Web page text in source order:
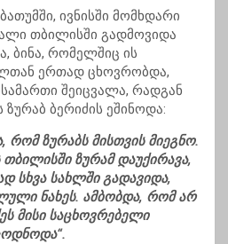
ივნისში მომხდარი
თბილისში გადმოვიდა
ბინა, რომელშიც ის
ერთად ცხოვრობდა,
შეიცვალა, რადგან
ბერიძის ეშინოდა:
რომ ზურაბს მისთვის მიეგნო.
ზურამ დაუქირავა,
სხვა სახლში გადავიდა,
ნახეს. ამბობდა, რომ არ
მისი საცხოვრებელი